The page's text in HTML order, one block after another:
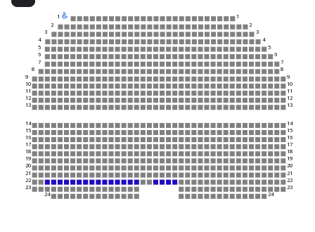
1
2
3
4
5
6
7
8
9
10
11
12
13
14
15
16
17
18
19
20
21
22
23
24
1
2
3
4
5
6
7
8
9
10
11
12
13
14
15
16
17
18
19
20
21
22
23
24